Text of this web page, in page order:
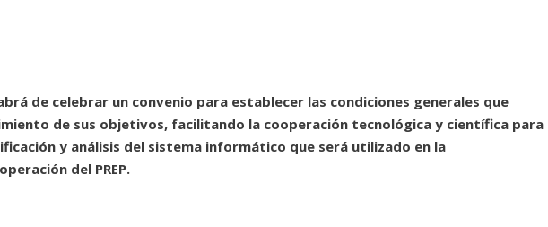
de celebrar un convenio para establecer las condiciones generales que
de sus objetivos, facilitando la cooperación tecnológica y científica para
y análisis del sistema informático que será utilizado en la
del PREP.